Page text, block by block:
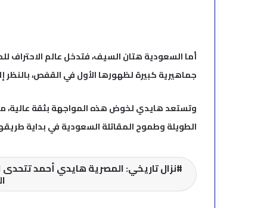
أما السعودية هتان السيف، فتدخل عالم الاحتراف
جماهيرية كبيرة لظهورها الأول في القفص،
وتستعد هايدي لخوض هذه المواجهة بثقة عالية،
الطويلة وطموح المقاتلة السعودية في بداية
نزال تاريخي: المصرية هايدي أحمد